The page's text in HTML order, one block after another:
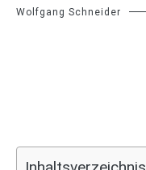
Wolfgang Schneider